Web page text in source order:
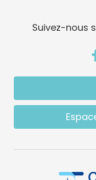
Suivez-nous